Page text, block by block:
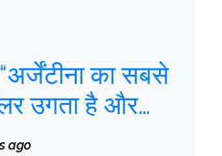
का सबसे
उगता है और
है
ago